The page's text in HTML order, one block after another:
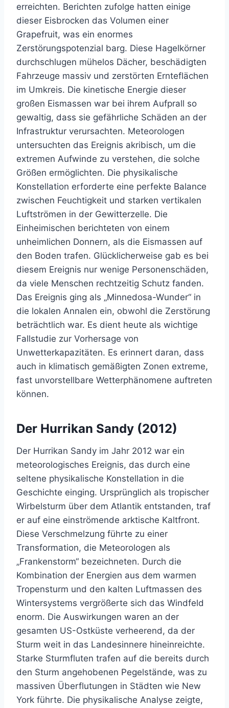
erreichten. Berichten zufolge hatten einige
dieser Eisbrocken das Volumen einer
Grapefruit, was ein enormes
Zerstörungspotenzial barg. Diese Hagelkörner
durchschlugen mühelos Dächer, beschädigten
Fahrzeuge massiv und zerstörten Ernteflächen
im Umkreis. Die kinetische Energie dieser
großen Eismassen war bei ihrem Aufprall so
gewaltig, dass sie gefährliche Schäden an der
Infrastruktur verursachten. Meteorologen
untersuchten das Ereignis akribisch, um die
extremen Aufwinde zu verstehen, die solche
Größen ermöglichten. Die physikalische
Konstellation erforderte eine perfekte Balance
zwischen Feuchtigkeit und starken vertikalen
Luftströmen in der Gewitterzelle. Die
Einheimischen berichteten von einem
unheimlichen Donnern, als die Eismassen auf
den Boden trafen. Glücklicherweise gab es bei
diesem Ereignis nur wenige Personenschäden,
da viele Menschen rechtzeitig Schutz fanden.
Das Ereignis ging als „Minnedosa-Wunder“ in
die lokalen Annalen ein, obwohl die Zerstörung
beträchtlich war. Es dient heute als wichtige
Fallstudie zur Vorhersage von
Unwetterkapazitäten. Es erinnert daran, dass
auch in klimatisch gemäßigten Zonen extreme,
fast unvorstellbare Wetterphänomene auftreten
können.
Der Hurrikan Sandy (2012)
Der Hurrikan Sandy im Jahr 2012 war ein
meteorologisches Ereignis, das durch eine
seltene physikalische Konstellation in die
Geschichte einging. Ursprünglich als tropischer
Wirbelsturm über dem Atlantik entstanden, traf
er auf eine einströmende arktische Kaltfront.
Diese Verschmelzung führte zu einer
Transformation, die Meteorologen als
„Frankenstorm“ bezeichneten. Durch die
Kombination der Energien aus dem warmen
Tropensturm und den kalten Luftmassen des
Wintersystems vergrößerte sich das Windfeld
enorm. Die Auswirkungen waren an der
gesamten US-Ostküste verheerend, da der
Sturm weit in das Landesinnere hineinreichte.
Starke Sturmfluten trafen auf die bereits durch
den Sturm angehobenen Pegelstände, was zu
massiven Überflutungen in Städten wie New
York führte. Die physikalische Analyse zeigte,